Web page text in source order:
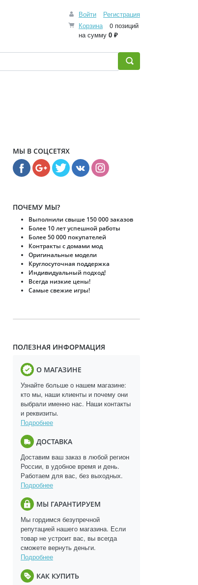
Войти
Регистрация
Корзина
0 позиций
на сумму 0 ₽
МЫ В СОЦСЕТЯХ
ПОЧЕМУ МЫ?
Выполнили свыше 150 000 заказов
Более 10 лет успешной работы
Более 50 000 покупателей
Контракты с домами мод
Оригинальные модели
Круглосуточная поддержка
Индивидуальный подход!
Всегда низкие цены!
Самые свежие игры!
ПОЛЕЗНАЯ ИНФОРМАЦИЯ
О МАГАЗИНЕ
Узнайте больше о нашем магазине:
кто мы, наши клиенты и почему они
выбрали именно нас. Наши контакты
и реквизиты.
Подробнее
ДОСТАВКА
Доставим ваш заказ в любой регион
России, в удобное время и день.
Работаем для вас, без выходных.
Подробнее
МЫ ГАРАНТИРУЕМ
Мы гордимся безупречной
репутацией нашего магазина. Если
товар не устроит вас, вы всегда
сможете вернуть деньги.
Подробнее
КАК КУПИТЬ